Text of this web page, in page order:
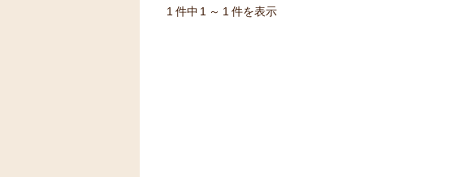
1 件中 1 ～ 1 件を表示